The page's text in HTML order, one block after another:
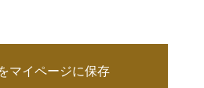
マイページに保存